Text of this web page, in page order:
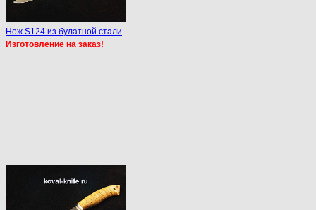
Нож S124 из булатной стали
Изготовление на заказ!